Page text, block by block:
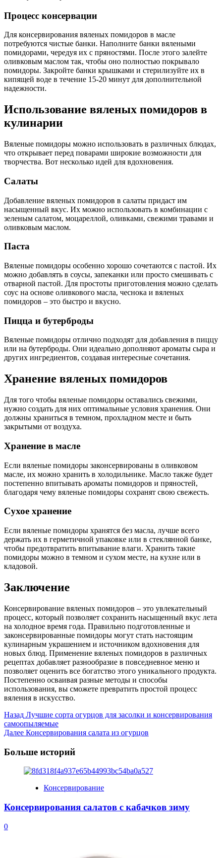
Процесс консервации
Для консервирования вяленых помидоров в масле
потребуются чистые банки. Наполните банки вялеными
помидорами, чередуя их с пряностями. После этого залейте
оливковым маслом так, чтобы оно полностью покрывало
помидоры. Закройте банки крышками и стерилизуйте их в
кипящей воде в течение 15-20 минут для дополнительной
надежности.
Использование вяленых помидоров в
кулинарии
Вяленые помидоры можно использовать в различных блюдах,
что открывает перед поварами широкие возможности для
творчества. Вот несколько идей для вдохновения.
Салаты
Добавление вяленых помидоров в салаты придаст им
насыщенный вкус. Их можно использовать в комбинации с
зеленым салатом, моцареллой, оливками, свежими травами и
оливковым маслом.
Паста
Вяленые помидоры особенно хорошо сочетаются с пастой. Их
можно добавлять в соусы, запеканки или просто смешивать с
отварной пастой. Для простоты приготовления можно сделать
соус на основе оливкового масла, чеснока и вяленых
помидоров – это быстро и вкусно.
Пицца и бутерброды
Вяленые помидоры отлично подходят для добавления в пиццу
или на бутерброды. Они идеально дополняют ароматы сыра и
других ингредиентов, создавая интересные сочетания.
Хранение вяленых помидоров
Для того чтобы вяленые помидоры оставались свежими,
нужно создать для них оптимальные условия хранения. Они
должны храниться в темном, прохладном месте и быть
закрытыми от воздуха.
Хранение в масле
Если вяленые помидоры законсервированы в оливковом
масле, их можно хранить в холодильнике. Масло также будет
постепенно впитывать ароматы помидоров и пряностей,
благодаря чему вяленые помидоры сохранят свою свежесть.
Сухое хранение
Если вяленые помидоры хранятся без масла, лучше всего
держать их в герметичной упаковке или в стеклянной банке,
чтобы предотвратить впитывание влаги. Хранить такие
помидоры можно в темном и сухом месте, на кухне или в
кладовой.
Заключение
Консервирование вяленых помидоров – это увлекательный
процесс, который позволяет сохранить насыщенный вкус лета
на холодное время года. Правильно подготовленные и
законсервированные помидоры могут стать настоящим
кулинарным украшением и источником вдохновения для
новых блюд. Применение вяленых помидоров в различных
рецептах добавляет разнообразие в повседневное меню и
позволяет оценить все богатство этого уникального продукта.
Постепенно осваивая разные методы и способы
использования, вы сможете превратить простой процесс
вяления в искусство.
Post
Navigation
Назад Лучшие сорта огурцов для засолки и консервирования
самоопыляемые
Далее Консервирования салата из огурцов
Больше историй
Консервирование
Консервирования салатов с кабачков зиму
0